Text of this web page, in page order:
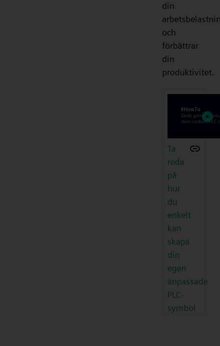
din
och
förbättrar
din
produktivitet.
Ta
reda
på
hur
du
enkelt
kan
skapa
din
egen
anpassade
PLC-
symbol